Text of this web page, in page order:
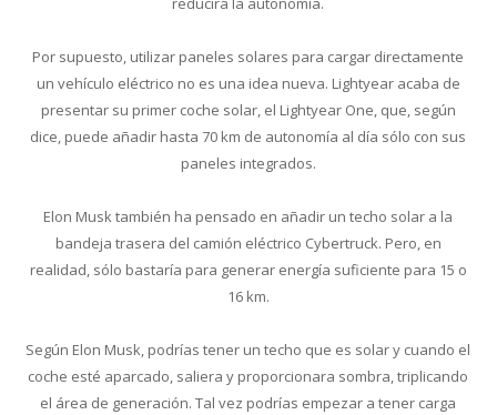
Por supuesto, utilizar paneles solares para cargar directamente
un vehículo eléctrico no es una idea nueva. Lightyear acaba de
presentar su primer coche solar, el Lightyear One, que, según
dice, puede añadir hasta 70 km de autonomía al día sólo con sus
paneles integrados.
Elon Musk también ha pensado en añadir un techo solar a la
bandeja trasera del camión eléctrico Cybertruck. Pero, en
realidad, sólo bastaría para generar energía suficiente para 15 o
16 km.
Según Elon Musk, podrías tener un techo que es solar y cuando el
coche esté aparcado, saliera y proporcionara sombra, triplicando
el área de generación. Tal vez podrías empezar a tener carga